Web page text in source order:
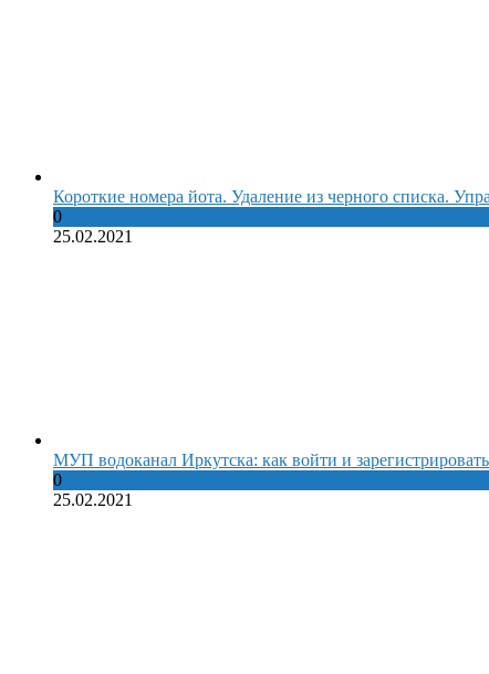
Короткие номера йота. Удаление из черного списка.
0
25.02.2021
МУП водоканал Иркутска: как войти и
0
25.02.2021